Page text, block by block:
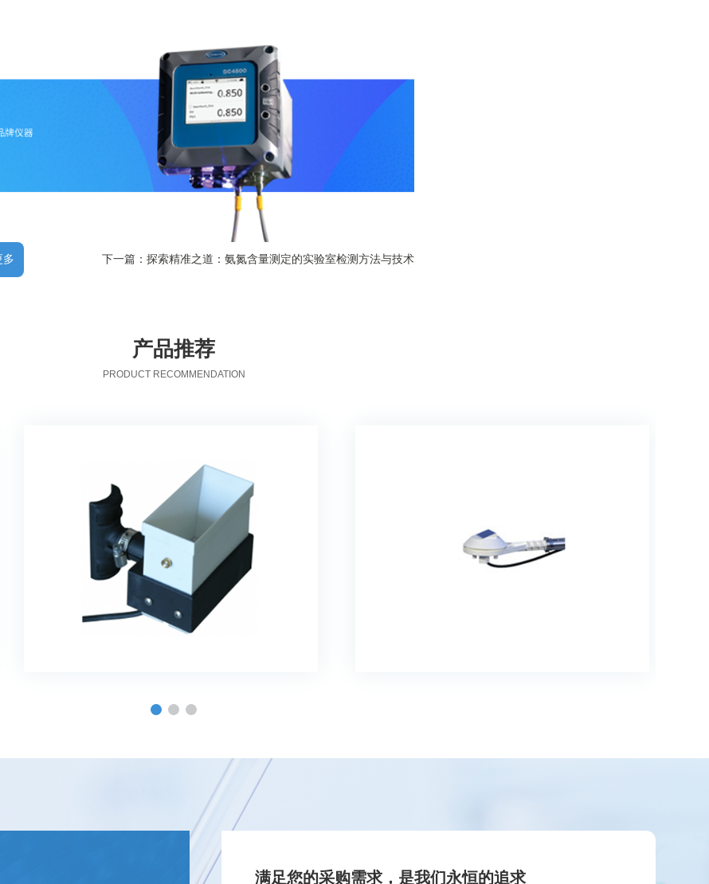
多 下一篇：探索精准之道：氨氮含量测定的实验室检测方法与技术
产品推荐
PRODUCT RECOMMENDATION
满足您的采购需求，是我们永恒的追求